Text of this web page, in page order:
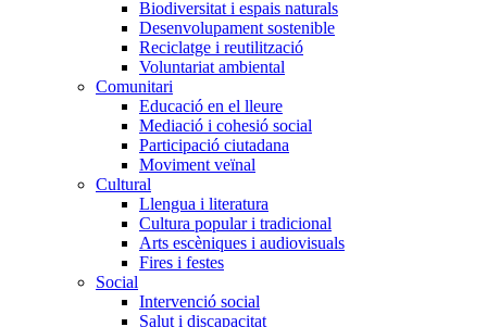
Biodiversitat i espais naturals
Desenvolupament sostenible
Reciclatge i reutilització
Voluntariat ambiental
Comunitari
Educació en el lleure
Mediació i cohesió social
Participació ciutadana
Moviment veïnal
Cultural
Llengua i literatura
Cultura popular i tradicional
Arts escèniques i audiovisuals
Fires i festes
Social
Intervenció social
Salut i discapacitat